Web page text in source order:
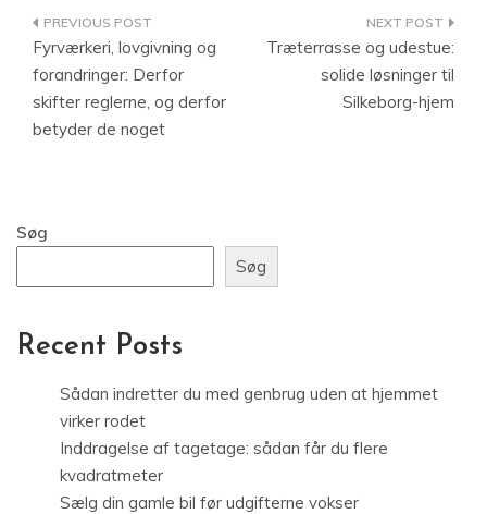
Indlægsnavigation
Fyrværkeri, lovgivning og
forandringer: Derfor
skifter reglerne, og derfor
betyder de noget
Træterrasse og udestue:
solide løsninger til
Silkeborg-hjem
Søg
Søg
Recent Posts
Sådan indretter du med genbrug uden at hjemmet
virker rodet
Inddragelse af tagetage: sådan får du flere
kvadratmeter
Sælg din gamle bil før udgifterne vokser